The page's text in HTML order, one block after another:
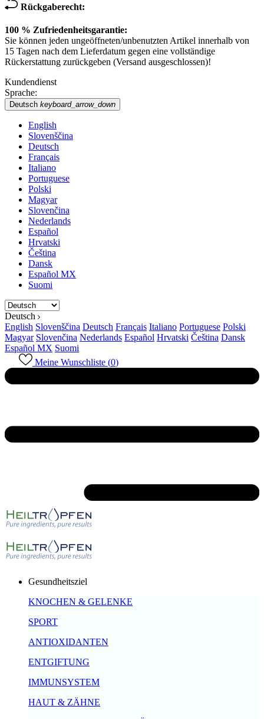
Rückgaberecht:
100 % Zufriedenheitsgarantie:
Sie können jeden ungeöffneten/unbenutzten Artikel innerhalb von
15 Tagen nach dem Lieferdatum gegen eine vollständige
Rückerstattung zurückgeben (Versand ausgeschlossen)!
Kundendienst
Sprache:
Deutsch keyboard_arrow_down
English
Slovenščina
Deutsch
Français
Italiano
Portuguese
Polski
Magyar
Slovenčina
Nederlands
Español
Hrvatski
Čeština
Dansk
Español MX
Suomi
Deutsch
English Slovenščina Deutsch Français Italiano Portuguese Polski
Magyar Slovenčina Nederlands Español Hrvatski Čeština Dansk
Español MX Suomi
Meine Wunschliste (0)
Gesundheitsziel
KNOCHEN & GELENKE
SPORT
ANTIOXIDANTEN
ENTGIFTUNG
IMMUNSYSTEM
HAUT & ZÄHNE